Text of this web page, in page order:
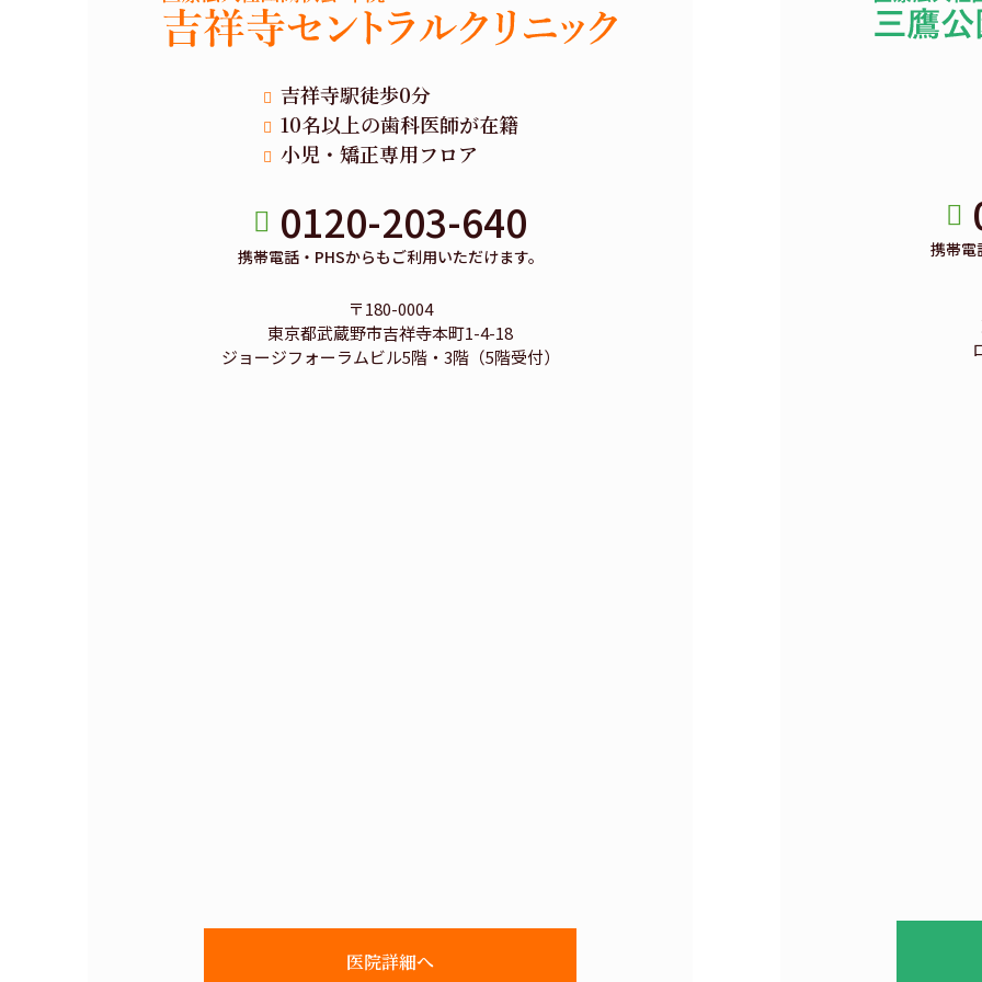
吉祥寺駅徒歩0分
10名以上の歯科医師が在籍
小児・矯正専用フロア
0120-203-640
携帯電話・PHSからもご利用いただけます。
〒180-0004
東京都武蔵野市吉祥寺本町1-4-18
ジョージフォーラムビル5階・3階（5階受付）
医院詳細へ
携帯電